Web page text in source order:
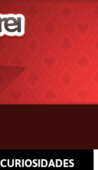
CURIOSIDADES